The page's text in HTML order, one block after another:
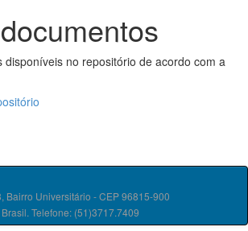
disponíveis no repositório de acordo com a
Bairro Universitário - CEP 96815-900
Telefone: (51)3717.7409